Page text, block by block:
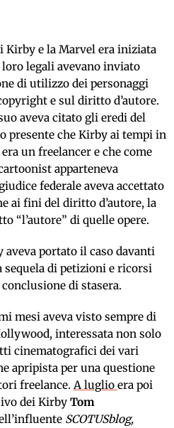
Kirby e la Marvel era iniziata
legali avevano inviato
di utilizzo dei personaggi
e sul diritto d’autore.
aveva citato gli eredi del
presente che Kirby ai tempi in
un freelancer e che come
apparteneva
federale aveva accettato
ai fini del diritto d’autore, la
“l’autore” di quelle opere.
portato il caso davanti
sequela di petizioni e ricorsi
di stasera.
mesi aveva visto sempre di
interessata non solo
cinematografici dei vari
apripista per una questione
freelance. A luglio era poi
dei Kirby Tom
SCOTUSblog,